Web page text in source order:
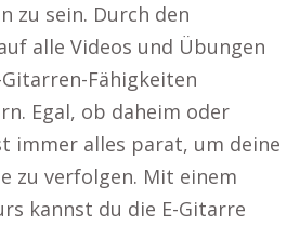
zu sein. Durch den
alle Videos und Übungen
Fähigkeiten
Egal, ob daheim oder
immer alles parat, um deine
zu verfolgen. Mit einem
kannst du die E-Gitarre